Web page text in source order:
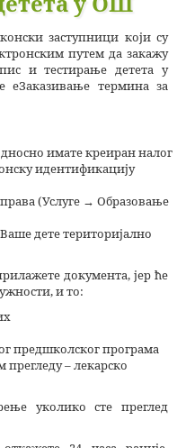
заступници који су
путем да закажу
и тестирање детета у
еЗаказивање термина за
имате креиран налог
идентификацију
(Услуге → Образовање
дете територијално
документа, јер ће
и то:
предшколског програма
– лекарско
уколико сте преглед